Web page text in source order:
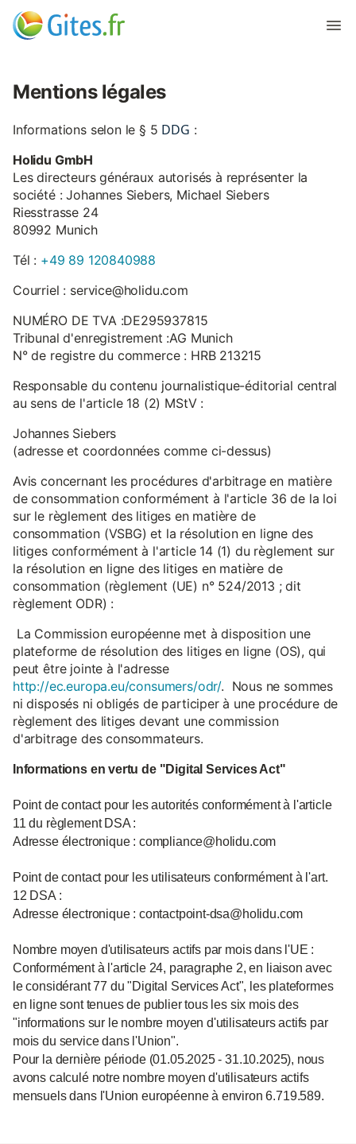
Mentions légales
Informations selon le § 5 DDG :
Holidu GmbH
Les directeurs généraux autorisés à représenter la
société : Johannes Siebers, Michael Siebers
Riesstrasse 24
80992 Munich
Tél : +49 89 120840988
Courriel : service@holidu.com
NUMÉRO DE TVA :DE295937815
Tribunal d'enregistrement :AG Munich
N° de registre du commerce : HRB 213215
Responsable du contenu journalistique-éditorial central
au sens de l'article 18 (2) MStV :
Johannes Siebers
(adresse et coordonnées comme ci-dessus)
Avis concernant les procédures d'arbitrage en matière
de consommation conformément à l'article 36 de la loi
sur le règlement des litiges en matière de
consommation (VSBG) et la résolution en ligne des
litiges conformément à l'article 14 (1) du règlement sur
la résolution en ligne des litiges en matière de
consommation (règlement (UE) n° 524/2013 ; dit
règlement ODR) :
La Commission européenne met à disposition une
plateforme de résolution des litiges en ligne (OS), qui
peut être jointe à l'adresse
http://ec.europa.eu/consumers/odr/. Nous ne sommes
ni disposés ni obligés de participer à une procédure de
règlement des litiges devant une commission
d'arbitrage des consommateurs.
Informations en vertu de "Digital Services Act"
Point de contact pour les autorités conformément à l'article
11 du règlement DSA :
Adresse électronique : compliance@holidu.com
Point de contact pour les utilisateurs conformément à l'art.
12 DSA :
Adresse électronique : contactpoint-dsa@holidu.com
Nombre moyen d'utilisateurs actifs par mois dans l'UE :
Conformément à l'article 24, paragraphe 2, en liaison avec
le considérant 77 du "Digital Services Act", les plateformes
en ligne sont tenues de publier tous les six mois des
"informations sur le nombre moyen d'utilisateurs actifs par
mois du service dans l'Union".
Pour la dernière période (01.05.2025 - 31.10.2025), nous
avons calculé notre nombre moyen d'utilisateurs actifs
mensuels dans l'Union européenne à environ 6.719.589.